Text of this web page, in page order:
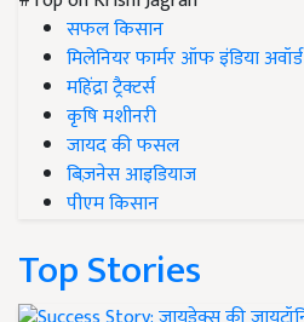
सफल किसान
मिलेनियर फार्मर ऑफ इंडिया अवॉर्ड
महिंद्रा ट्रैक्टर्स
कृषि मशीनरी
जायद की फसल
बिज़नेस आइडियाज
पीएम किसान
Top Stories